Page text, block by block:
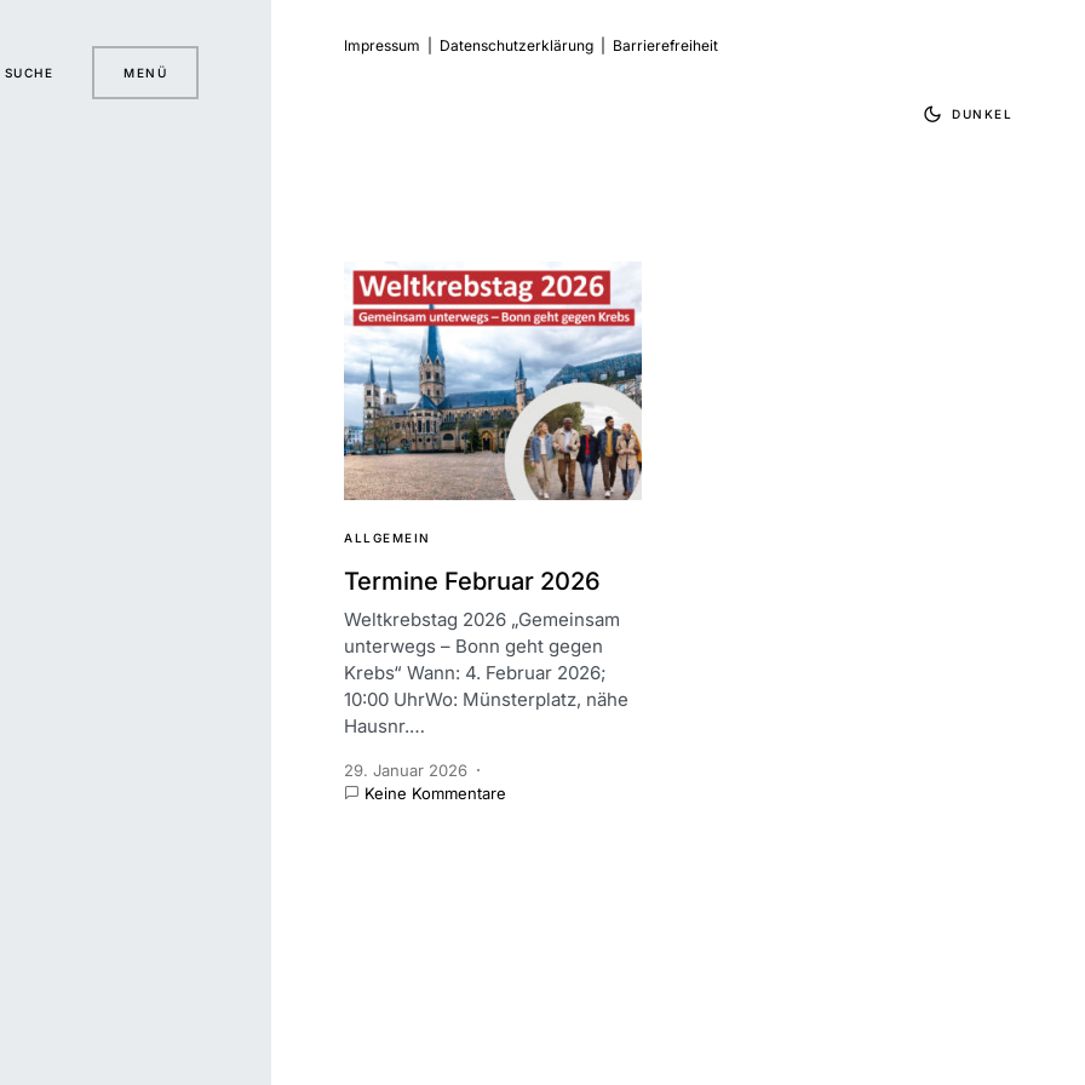
SUCHE MENÜ
Impressum Datenschutzerklärung Barrierefreiheit
DUNKEL
ALLGEMEIN
Termine Februar 2026
Weltkrebstag 2026 „Gemeinsam
unterwegs – Bonn geht gegen
Krebs“ Wann: 4. Februar 2026;
10:00 UhrWo: Münsterplatz, nähe
Hausnr.…
29. Januar 2026
Keine Kommentare